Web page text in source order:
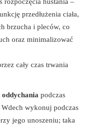
przedłużenia ciała,
brzucha i pleców, co
oraz minimalizować
cały czas trwania
podczas
wykonuj podczas
jego unoszeniu; taka